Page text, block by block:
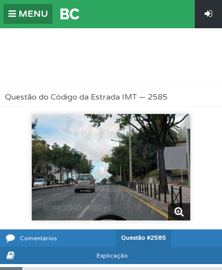
MENU
Questão do Código da Estrada IMT — 2585
Comentários Questão #2585
Explicação